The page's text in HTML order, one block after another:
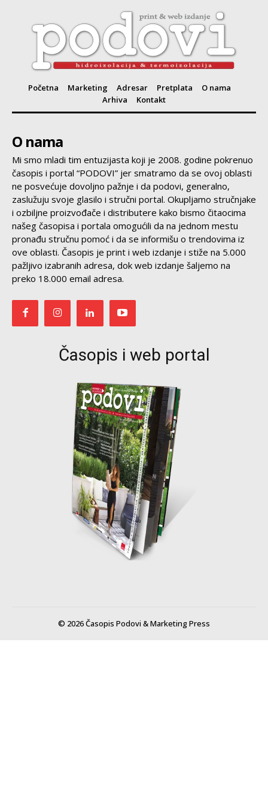
Početna Marketing Adresar Pretplata
O nama
Arhiva
Kontakt
O nama
Mi smo mladi tim entuzijasta koji je 2008. godine pokrenuo
časopis i portal “PODOVI” jer smatramo da se ovoj oblasti
ne posvećuje dovoljno pažnje i da podovi, generalno,
zaslužuju svoje glasilo i stručni portal. Okupljamo stručnjake
i ozbiljne proizvođače i distributere kako bismo čitaocima
našeg časopisa i portala omogućili da na jednom mestu
pronađu stručnu pomoć i da se informišu o trendovima iz
ove oblasti. Časopis je print i web izdanje i stiže na 5.000
pažljivo izabranih adresa, dok web izdanje šaljemo na
preko 18.000 email adresa.
Časopis i web portal
© 2026 Časopis Podovi & Marketing Press